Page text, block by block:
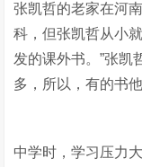
张凯哲的老家在河
科，但张凯哲从小
发的课外书。”张凯
多，所以，有的书
中学时，学习压力